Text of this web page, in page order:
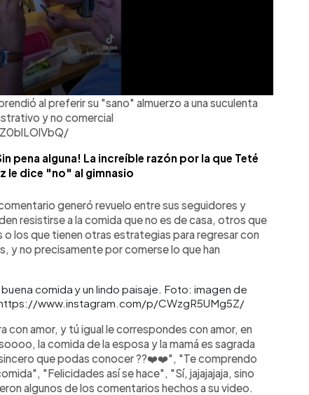
al preferir su "sano" almuerzo a una suculenta
y no comercial
pena alguna! La increíble razón por la que Teté
le dice "no" al gimnasio
generó revuelo entre sus seguidores y
resistirse a la comida que no es de casa, otros que
los que tienen otras estrategias para regresar con
y no precisamente por comerse lo que han
comida y un lindo paisaje. Foto: imagen de
www.instagram.com/p/CWzgR5UMg5Z/
con amor, y tú igual le correspondes con amor, en
la comida de la esposa y la mamá es sagrada
que podas conocer ??❤️❤️", "Te comprendo
"Felicidades así se hace", "Sí, jajajajaja, sino
algunos de los comentarios hechos a su video.